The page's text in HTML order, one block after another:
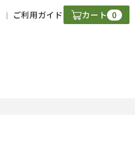
ご利用ガイド カート 0